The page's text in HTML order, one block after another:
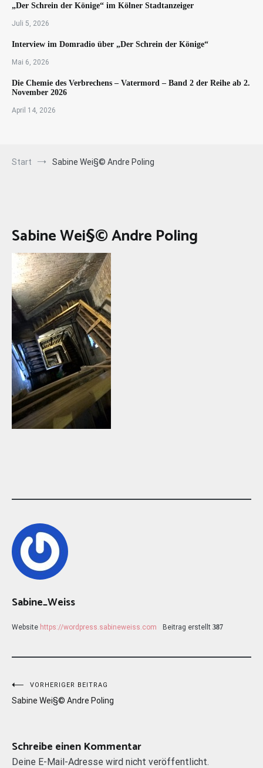
„Der Schrein der Könige“ im Kölner Stadtanzeiger
Juli 5, 2026
Interview im Domradio über „Der Schrein der Könige“
Mai 6, 2026
Die Chemie des Verbrechens – Vatermord – Band 2 der Reihe ab 2.
November 2026
April 14, 2026
Start Sabine Wei§© Andre Poling
Sabine Wei§© Andre Poling
Sabine_Weiss
Website https://wordpress.sabineweiss.com Beitrag erstellt 387
Beitragsnavigation
VORHERIGER BEITRAG
Sabine Wei§© Andre Poling
Schreibe einen Kommentar
Deine E-Mail-Adresse wird nicht veröffentlicht.